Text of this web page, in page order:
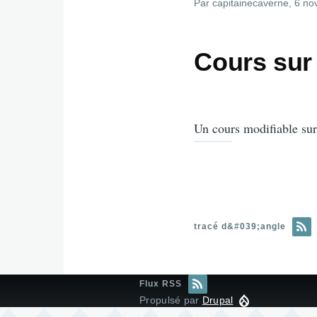
Parcapitainecaverne , 6
Cours
Un cours modifiable
tracé d&#039;angle
Flux RSS
Propulsé par Drupal